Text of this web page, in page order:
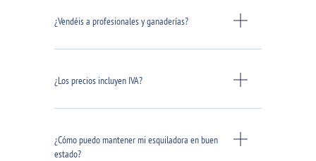
¿Vendéis a profesionales y ganaderías?
¿Los precios incluyen IVA?
¿Cómo puedo mantener mi esquiladora en buen
estado?